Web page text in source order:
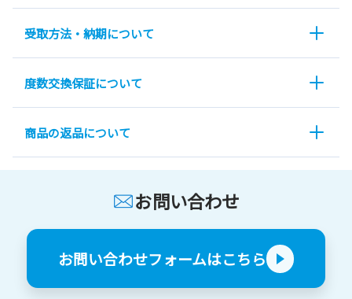
受取方法・納期について
度数交換保証について
商品の返品について
お問い合わせ
お問い合わせフォームはこちら